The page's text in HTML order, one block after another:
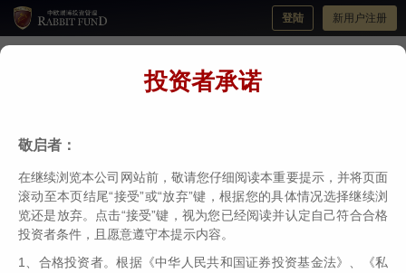
登陆 新用户注册
【3·15投资者教育】财哥宝妹第一集动画
投资者承诺
敬启者：
在继续浏览本公司网站前，敬请您仔细阅读本重要提示，并将页面
滚动至本页结尾“接受”或“放弃”键，根据您的具体情况选择继续浏
览还是放弃。点击“接受”键，视为您已经阅读并认定自己符合合格
投资者条件，且愿意遵守本提示内容。
1、合格投资者。根据《中华人民共和国证券投资基金法》、《私